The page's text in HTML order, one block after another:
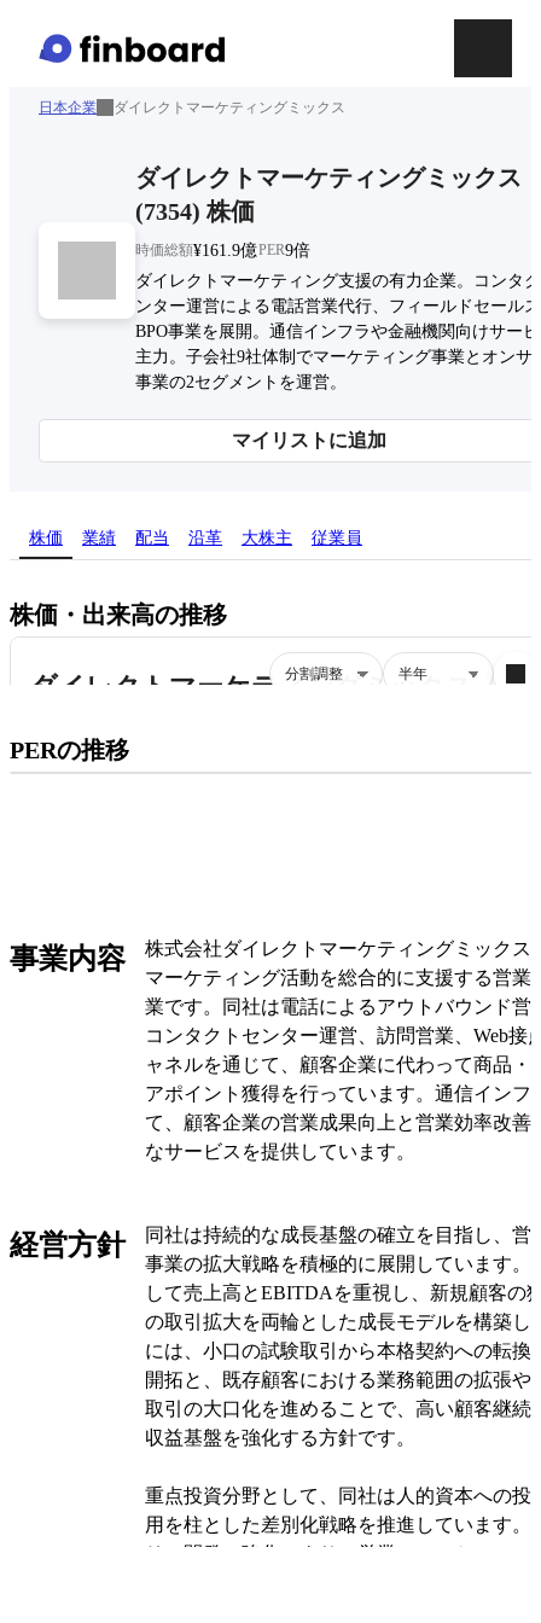
日本企業 ダイレクトマーケティングミックス
ダイレクトマーケティングミックス
(7354) 株価
時価総額¥161.9億PER9倍
ダイレクトマーケティング支援の有力企業。コンタ
ンター運営による電話営業代行、フィールドセール
BPO事業を展開。通信インフラや金融機関向けサー
主力。子会社9社体制でマーケティング事業とオンサ
事業の2セグメントを運営。
マイリストに追加
株価 業績 配当 沿革 大株主 従業員
株価・出来高の推移
PERの推移プレミアム会員にご登録いただくと、
PERの推移にアクセスできます。
事業内容
株式会社ダイレクトマーケティングミックス
マーケティング活動を総合的に支援する営業
業です。同社は電話によるアウトバウンド営
コンタクトセンター運営、訪問営業、Web接
ャネルを通じて、顧客企業に代わって商品・
アポイント獲得を行っています。通信インフ
て、顧客企業の営業成果向上と営業効率改善
なサービスを提供しています。
で、これらの企業から業務委託を受けて収益
ています。収益の柱となるのは、自社のコミ
る直接的な営業代行業務で、エンドユーザー
蓄積した「生の声」データや、高度なコミュ
を持つ人材が同社の競争優位性を支えていま
ル化の進展に伴い、新興のデジタル事業者向
クオフィス業務も拡充しており、収益源の多
す。
事業は「マーケティング事業」と「オンサイ
セグメントで構成されています。マーケテ
経営方針
同社は持続的な成長基盤の確立を目指し、営
事業の拡大戦略を積極的に展開しています。
して売上高とEBITDAを重視し、新規顧客の
の取引拡大を両輪とした成長モデルを構築し
には、小口の試験取引から本格契約への転換
開拓と、既存顧客における業務範囲の拡張や
取引の大口化を進めることで、高い顧客継続
収益基盤を強化する方針です。
重点投資分野として、同社は人的資本への投
用を柱とした差別化戦略を推進しています。
リア開発の強化により、営業・マーケティン